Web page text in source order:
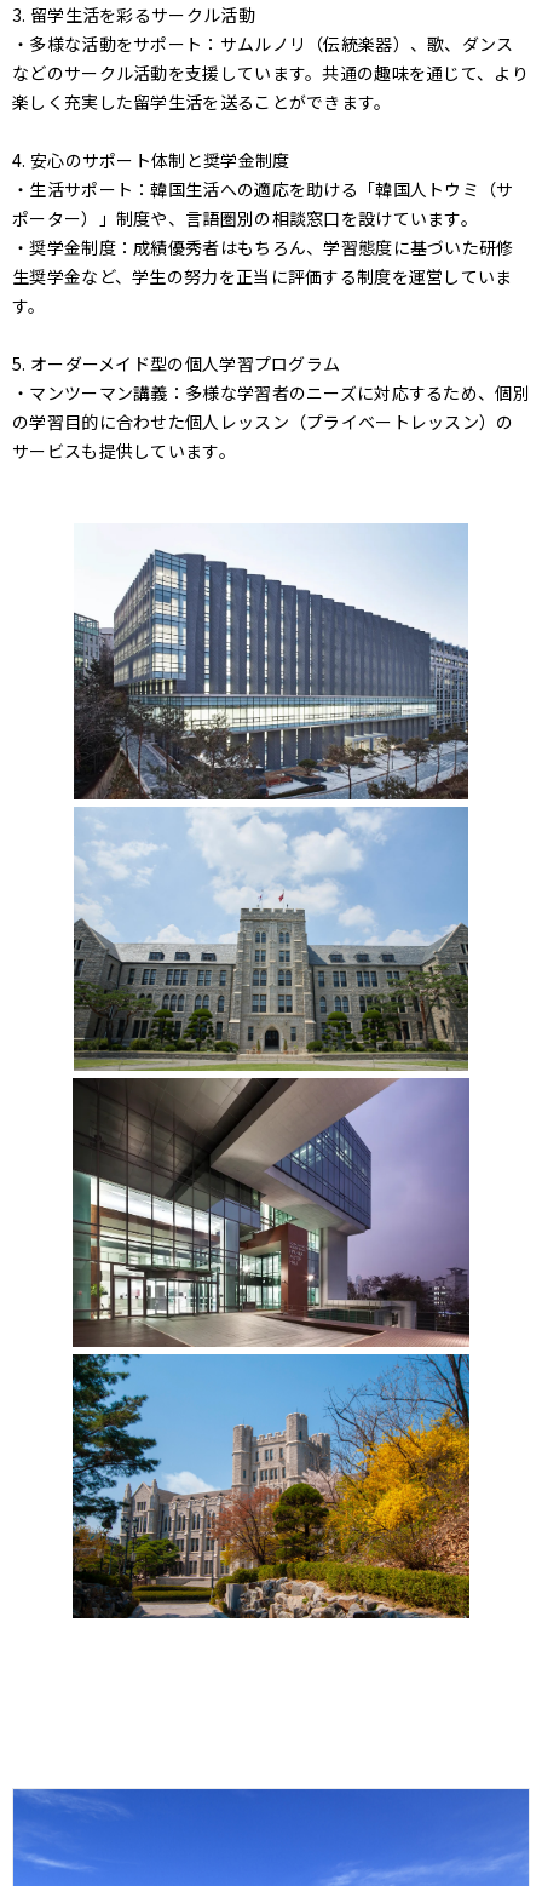
3. 留学生活を彩るサークル活動
・多様な活動をサポート：サムルノリ（伝統楽器）、歌、ダンス
などのサークル活動を支援しています。共通の趣味を通じて、より
楽しく充実した留学生活を送ることができます。
4. 安心のサポート体制と奨学金制度
・生活サポート：韓国生活への適応を助ける「韓国人トウミ（サ
ポーター）」制度や、言語圏別の相談窓口を設けています。
・奨学金制度：成績優秀者はもちろん、学習態度に基づいた研修
生奨学金など、学生の努力を正当に評価する制度を運営していま
す。
5. オーダーメイド型の個人学習プログラム
・マンツーマン講義：多様な学習者のニーズに対応するため、個別
の学習目的に合わせた個人レッスン（プライベートレッスン）の
サービスも提供しています。